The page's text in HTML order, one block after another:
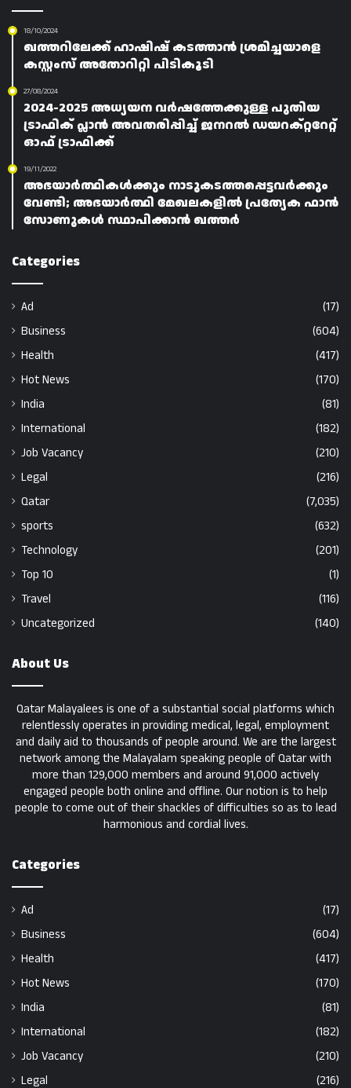
18/10/2024
ഖത്തറിലേക്ക് ഹാഷിഷ് കടത്താൻ ശ്രമിച്ചയാളെ
കസ്റ്റംസ് അതോറിറ്റി പിടികൂടി
27/08/2024
2024-2025 അധ്യയന വർഷത്തേക്കുള്ള പുതിയ
ട്രാഫിക് പ്ലാൻ അവതരിപ്പിച്ച് ജനറൽ ഡയറക്റ്ററേറ്റ്
ഓഫ് ട്രാഫിക്ക്
19/11/2022
അഭയാർത്ഥികൾക്കും നാടുകടത്തപ്പെട്ടവർക്കും
വേണ്ടി; അഭയാർത്ഥി മേഖലകളിൽ പ്രത്യേക ഫാൻ
സോണുകൾ സ്ഥാപിക്കാൻ ഖത്തർ
Categories
Ad
(17)
Business
(604)
Health
(417)
Hot News
(170)
India
(81)
International
(182)
Job Vacancy
(210)
Legal
(216)
Qatar
(7,035)
sports
(632)
Technology
(201)
Top 10
(1)
Travel
(116)
Uncategorized
(140)
About Us
Qatar Malayalees is one of a substantial social platforms which
relentlessly operates in providing medical, legal, employment
and daily aid to thousands of people around. We are the largest
network among the Malayalam speaking people of Qatar with
more than 129,000 members and around 91,000 actively
engaged people both online and offline. Our notion is to help
people to come out of their shackles of difficulties so as to lead
harmonious and cordial lives.
Categories
Ad
(17)
Business
(604)
Health
(417)
Hot News
(170)
India
(81)
International
(182)
Job Vacancy
(210)
Legal
(216)